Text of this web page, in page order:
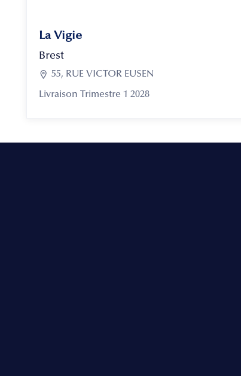
La Vigie
Brest
 55, RUE VICTOR EUSEN
Livraison Trimestre 1 2028